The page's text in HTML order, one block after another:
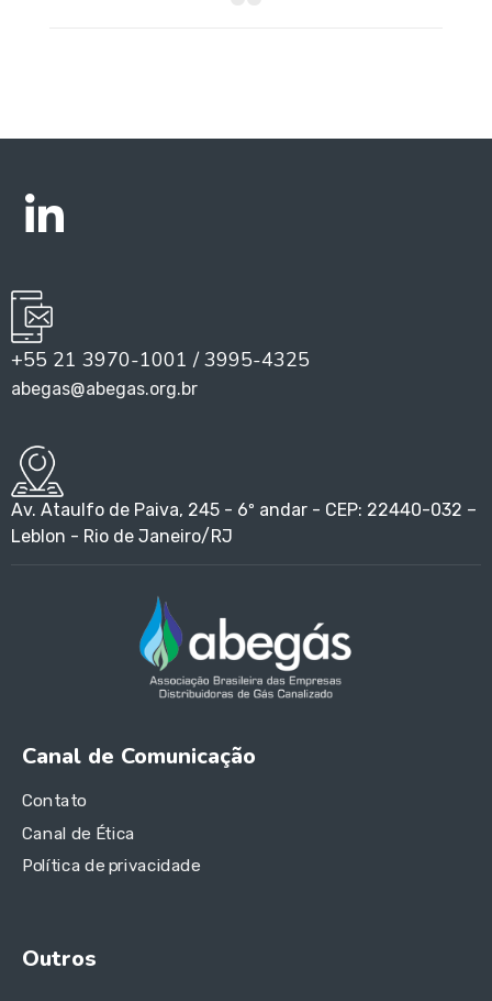
+55 21 3970-1001 / 3995-4325
abegas@abegas.org.br
Av. Ataulfo de Paiva, 245 - 6º andar - CEP: 22440-032 –
Leblon - Rio de Janeiro/RJ
Canal de Comunicação
Contato
Canal de Ética
Política de privacidade
Outros